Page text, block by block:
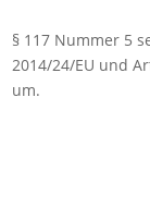
§ 117 Nummer 5
2014/24/EU und
um.